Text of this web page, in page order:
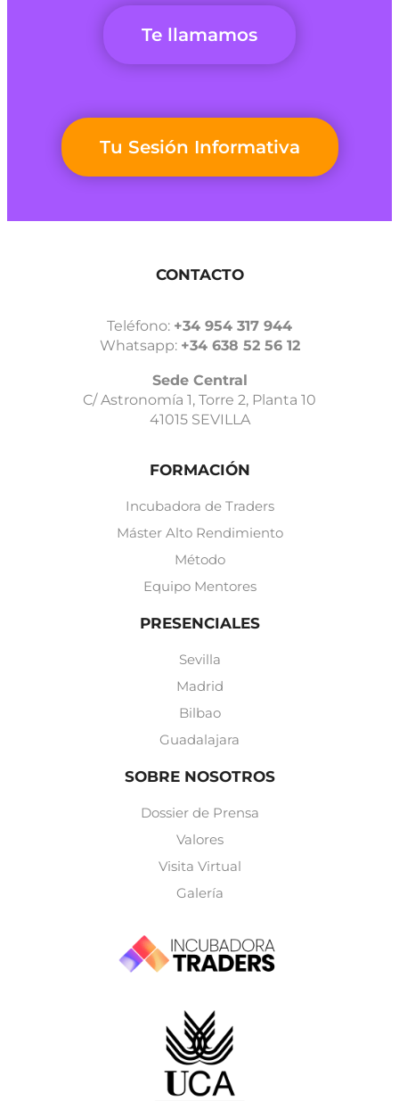
Te llamamos
Tu Sesión Informativa
CONTACTO
Teléfono: +34 954 317 944
Whatsapp: +34 638 52 56 12
Sede Central
C/ Astronomía 1, Torre 2, Planta 10
41015 SEVILLA
FORMACIÓN
Incubadora de Traders
Máster Alto Rendimiento
Método
Equipo Mentores
PRESENCIALES
Sevilla
Madrid
Bilbao
Guadalajara
SOBRE NOSOTROS
Dossier de Prensa
Valores
Visita Virtual
Galería